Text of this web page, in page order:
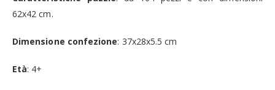
62x42 cm.
Dimensione confezione: 37x28x5.5 cm
Età: 4+